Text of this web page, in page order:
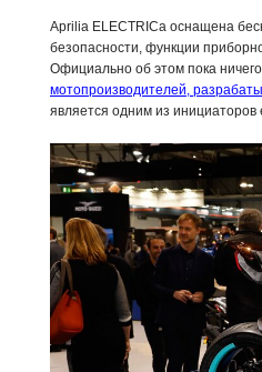
Aprilia ELECTRICa оснащена
безопасности, функции
Официально об этом пока
мотопроизводителей,
является одним из инициаторов